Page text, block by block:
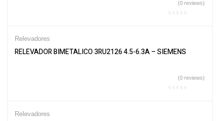
(0 reviews)
Relevadores
RELEVADOR BIMETALICO 3RU2126 4.5-6.3A – SIEMENS
(0 reviews)
Relevadores